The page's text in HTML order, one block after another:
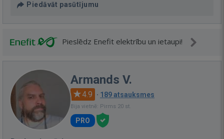
Piedāvāt pasūtījumu
Pieslēdz Enefit elektrību un ietaupi!
Armands V.
4.9 · 189 atsauksmes
Bija vietnē: Pirms 20 st.
PRO